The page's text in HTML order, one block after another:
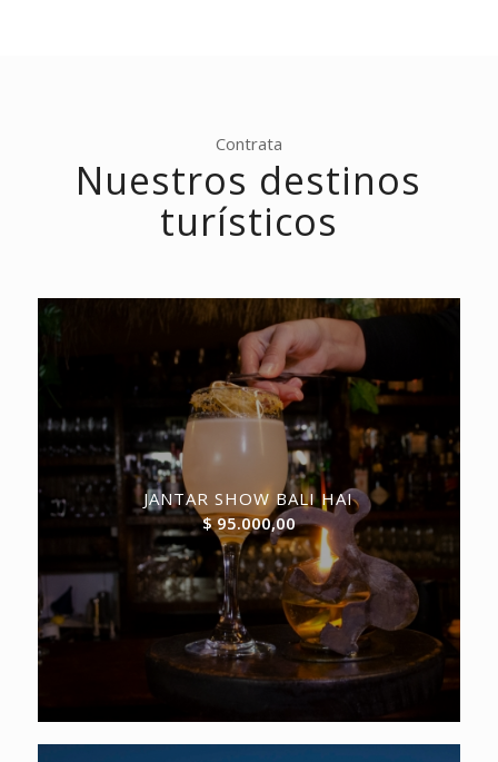
Contrata
Nuestros destinos
turísticos
JANTAR SHOW BALI HAI
$95.000,00